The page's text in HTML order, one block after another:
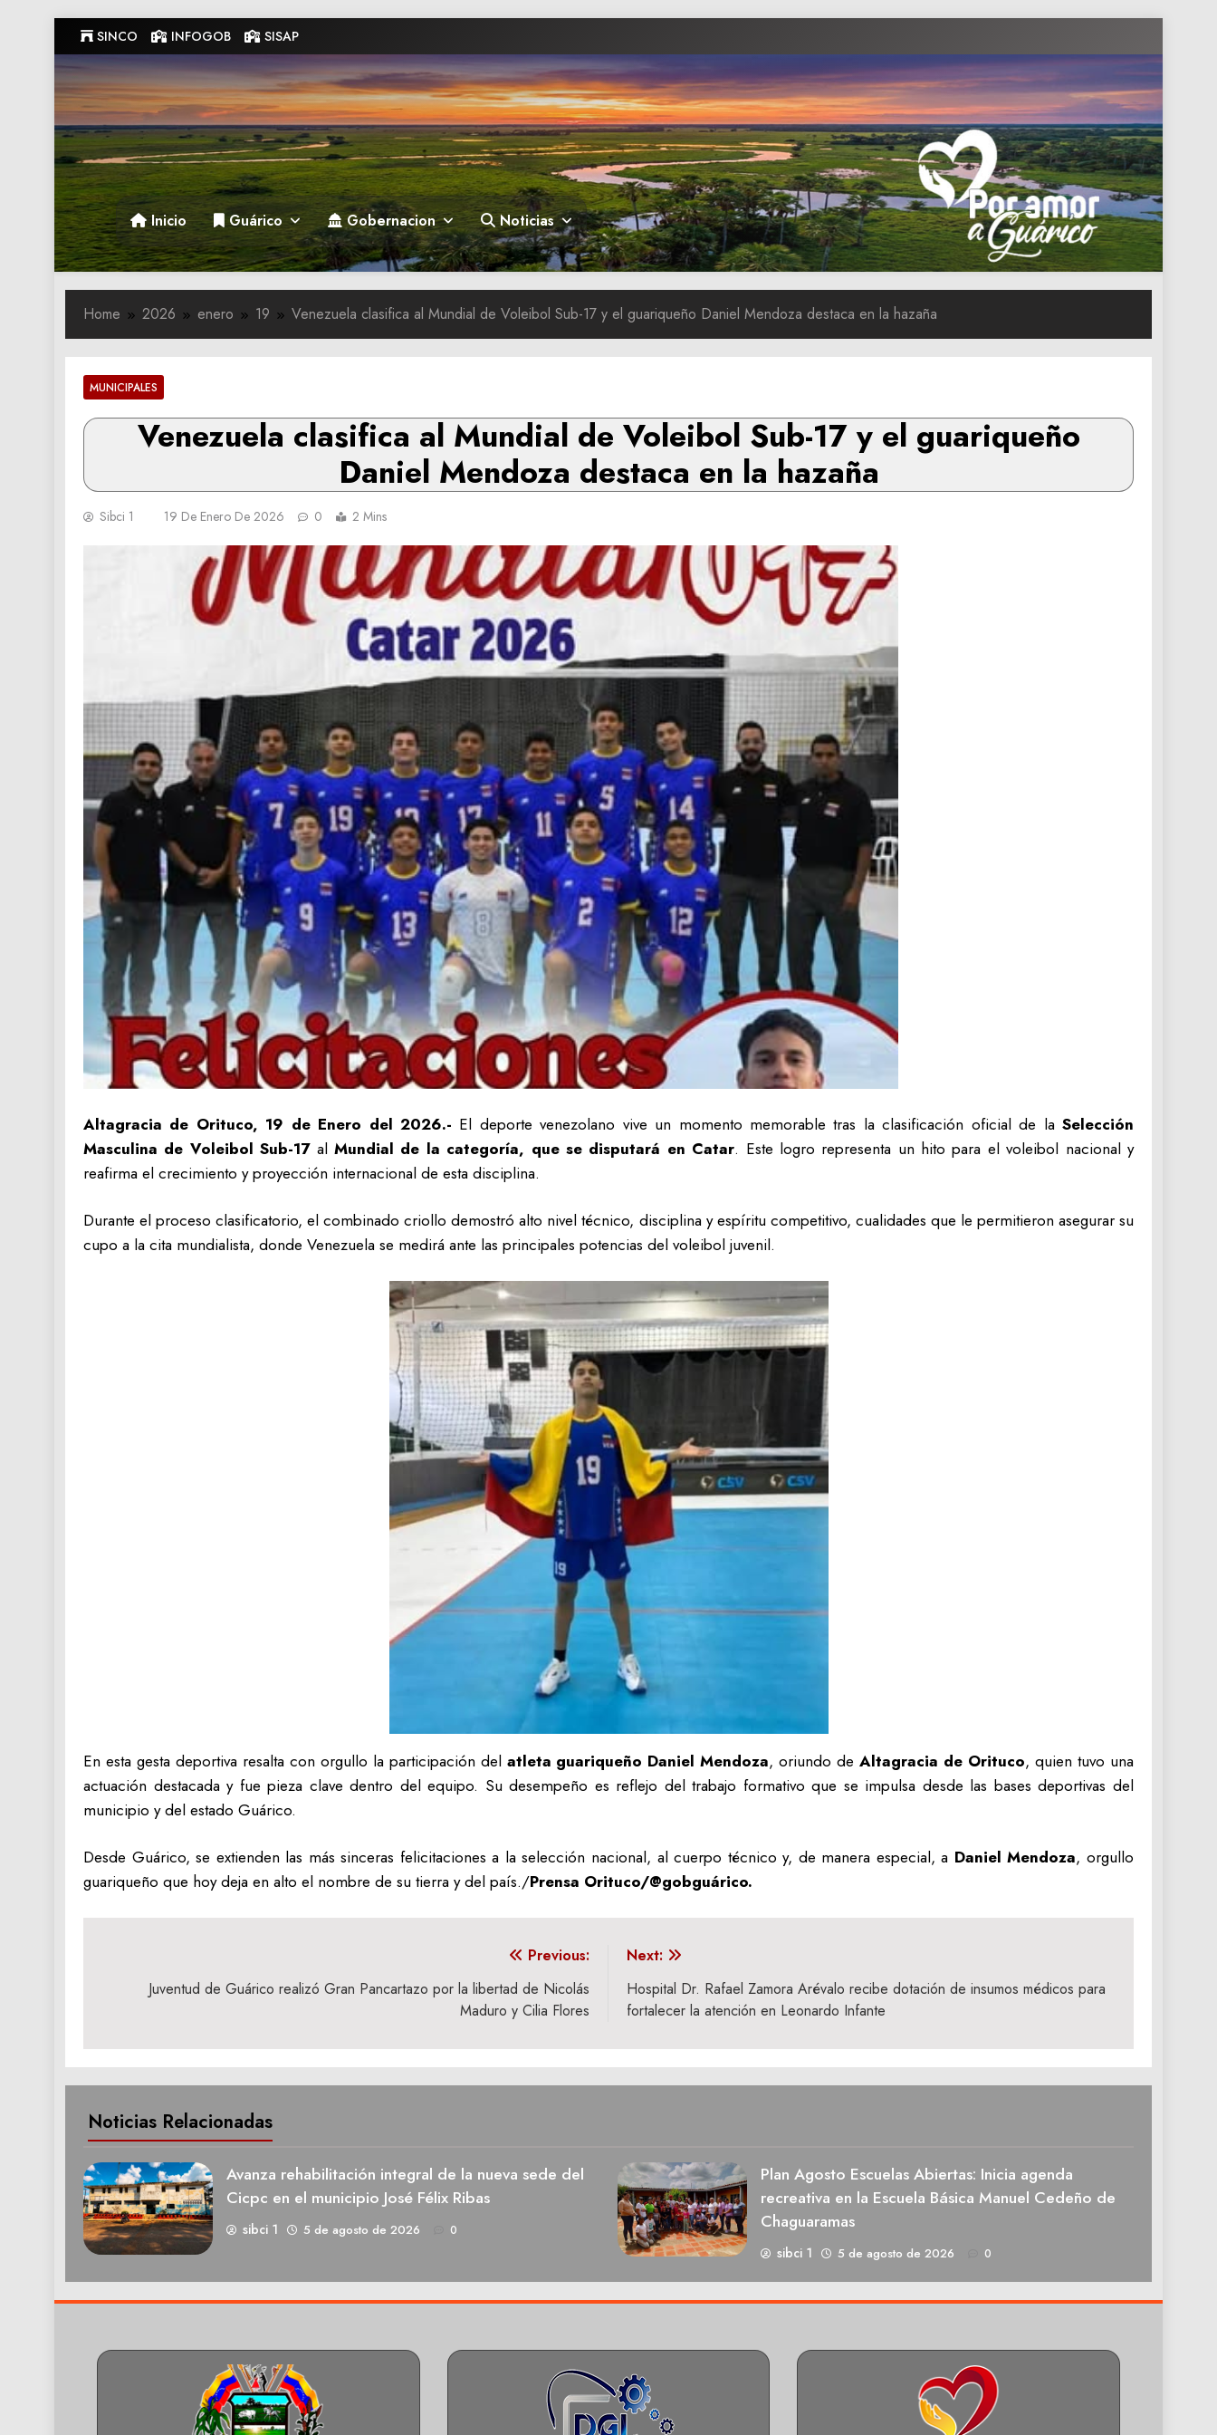
to
content
SINCO INFOGOB SISAP
Gobernacion de Guarico
Gobernacion de Guarico
Inicio Guárico Gobernacion Noticias
Home 2026 enero 19 Venezuela clasifica al Mundial de Voleibol Sub-17 y el guariqueño Daniel Mendoza destaca en la hazaña
MUNICIPALES
Venezuela clasifica al Mundial de Voleibol Sub-17 y el guariqueño
Daniel Mendoza destaca en la hazaña
Sibci 1 19 De Enero De 2026 0 2 Mins
Altagracia de Orituco, 19 de Enero del 2026.- El deporte venezolano vive un momento memorable tras la clasificación oficial de la Selección
Masculina de Voleibol Sub-17al Mundial de la categoría, que se disputará en Catar. Este logro representa un hito para el voleibol nacional y
reafirma el crecimiento y proyección internacional de esta disciplina.
Durante el proceso clasificatorio, el combinado criollo demostró alto nivel técnico, disciplina y espíritu competitivo, cualidades que le permitieron asegurar su
cupo a la cita mundialista, donde Venezuela se medirá ante las principales potencias del voleibol juvenil.
En esta gesta deportiva resalta con orgullo la participación del atleta guariqueño Daniel Mendoza, oriundo deAltagracia de Orituco, quien tuvo una
actuación destacada y fue pieza clave dentro del equipo. Su desempeño es reflejo del trabajo formativo que se impulsa desde las bases deportivas del
municipio y del estado Guárico.
Desde Guárico, se extienden las más sinceras felicitaciones a la selección nacional, al cuerpo técnico y, de manera especial, a Daniel Mendoza, orgullo
guariqueño que hoy deja en alto el nombre de su tierra y del país./Prensa Orituco/@gobguárico.
Previous:
Juventud de Guárico realizó Gran Pancartazo por la libertad de Nicolás
Maduro y Cilia Flores
Next:
Hospital Dr. Rafael Zamora Arévalo recibe dotación de insumos médicos para
fortalecer la atención en Leonardo Infante
Noticias Relacionadas
Avanza rehabilitación integral de la nueva sede del
Cicpc en el municipio José Félix Ribas
sibci 1 5 de agosto de 2026 0
Plan Agosto Escuelas Abiertas: Inicia agenda
recreativa en la Escuela Básica Manuel Cedeño de
Chaguaramas
sibci 1 5 de agosto de 2026 0